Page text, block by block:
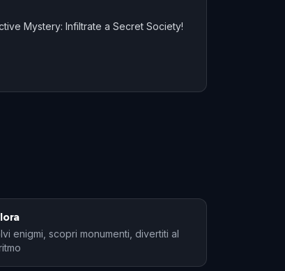
Mystery: Infiltrate a Secret Society!
enigmi, scopri monumenti, divertiti al